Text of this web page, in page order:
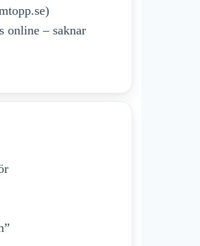
online – saknar